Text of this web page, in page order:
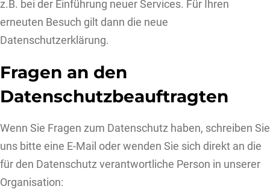
z.B. bei der Einführung neuer Services. Für Ihren
erneuten Besuch gilt dann die neue
Datenschutzerklärung.
Fragen an den
Datenschutzbeauftragten
Wenn Sie Fragen zum Datenschutz haben, schreiben Sie
uns bitte eine E-Mail oder wenden Sie sich direkt an die
für den Datenschutz verantwortliche Person in unserer
Organisation: